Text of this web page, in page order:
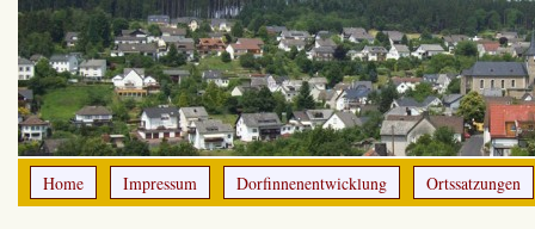
Home Impressum Dorfinnenentwicklung Ortssatzungen